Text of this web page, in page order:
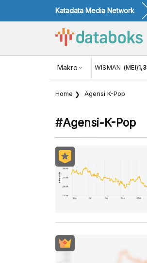
Katadata Media Network
Makro
NILAI TUKAR USD/IDR17.911
Home Agensi K-Pop
#agensi-K-Pop